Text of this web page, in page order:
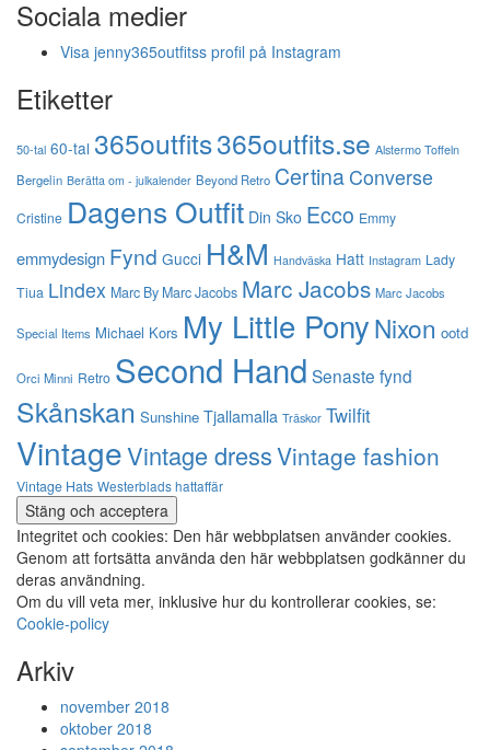
Sociala medier
Visa jenny365outfitss profil på Instagram
Etiketter
50-tal 60-tal 365outfits365outfits.se Alstermo Toffeln
Bergelin Berätta om - julkalender Beyond Retro CertinaConverse
Cristine Dagens Outfit Din Sko Ecco Emmy
emmydesign Fynd Gucci H&M Handväska Hatt Instagram Lady
Tiua Lindex Marc By Marc Jacobs Marc Jacobs Marc Jacobs
Special Items Michael Kors My Little PonyNixon ootd
Orci Minni Retro Second Hand Senaste fynd
Skånskan Sunshine Tjallamalla Träskor Twilfit
VintageVintage dressVintage fashion
Vintage Hats Westerblads hattaffär
Integritet och cookies: Den här webbplatsen använder cookies.
Genom att fortsätta använda den här webbplatsen godkänner du
deras användning.
Om du vill veta mer, inklusive hur du kontrollerar cookies, se:
Cookie-policy
Arkiv
november 2018
oktober 2018